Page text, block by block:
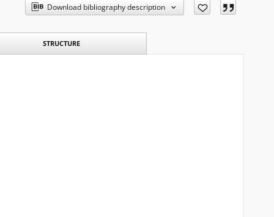
Download bibliography description
STRUCTURE